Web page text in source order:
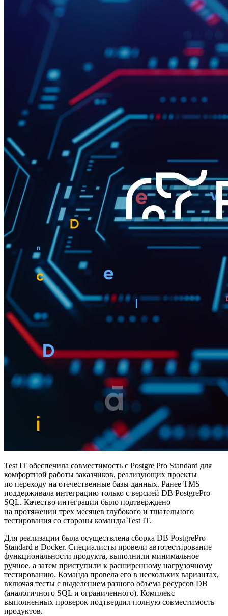
Test IT обеспечила совместимость с Postgre Pro Standard для
комфортной работы заказчиков, реализующих проекты
по переходу на отечественные базы данных. Ранее TMS
поддерживала интеграцию только с версией DB PostgrePro
SQL. Качество интеграции было подтверждено
на протяжении трех месяцев глубокого и тщательного
тестирования со стороны команды Test IT.
Для реализации была осуществлена сборка DB PostgrePro
Standard в Docker. Специалисты провели автотестирование
функциональности продукта, выполнили минимальное
ручное, а затем приступили к расширенному нагрузочному
тестированию. Команда провела его в нескольких вариантах,
включая тесты с выделением разного объема ресурсов DB
(аналогичного SQL и ограниченного). Комплекс
выполненных проверок подтвердил полную совместимость
продуктов.